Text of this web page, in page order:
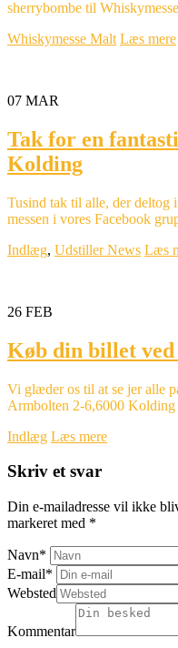
sherrybombe til
Whiskymesse Malt Læs mere
07 MAR
Tak for en
Kolding
Tusind tak til alle, der deltog
messen i vores Facebook
Indlæg, Udstiller News Læs
26 FEB
Køb din billet ved
Vi glæder os til at se jer alle
Armbolten 2-6,6000
Indlæg Læs mere
Skriv et svar
Din e-mailadresse vil ikke
markeret med *
Navn*
E-mail*
Websted
Kommentar